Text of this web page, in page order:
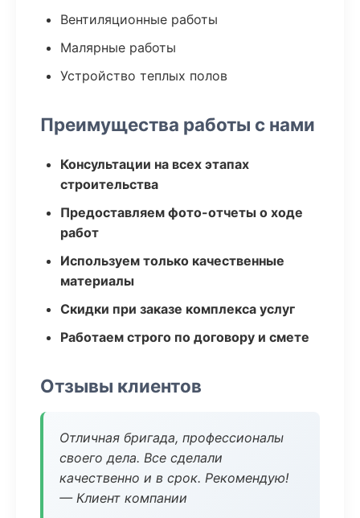
Вентиляционные работы
Малярные работы
Устройство теплых полов
Преимущества работы с нами
Консультации на всех этапах
строительства
Предоставляем фото-отчеты о ходе
работ
Используем только качественные
материалы
Скидки при заказе комплекса услуг
Работаем строго по договору и смете
Отзывы клиентов
Отличная бригада, профессионалы
своего дела. Все сделали
качественно и в срок. Рекомендую!
— Клиент компании